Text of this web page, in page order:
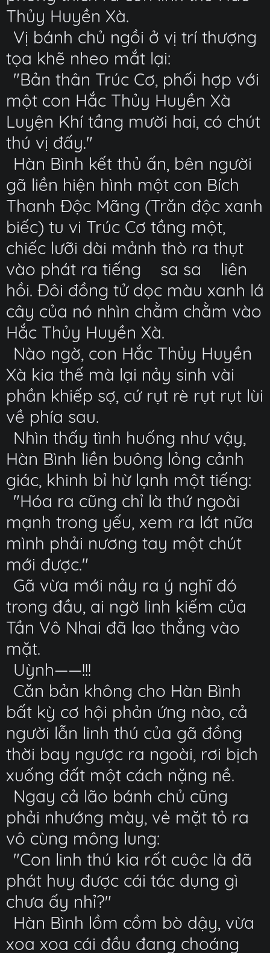
Thủy Huyền Xà.
Vị bánh chủ ngồi ở vị trí thượng
tọa khẽ nheo mắt lại:
"Bản thân Trúc Cơ, phối hợp với
một con Hắc Thủy Huyền Xà
Luyện Khí tầng mười hai, có chút
thú vị đấy."
Hàn Bình kết thủ ấn, bên người
gã liền hiện hình một con Bích
Thanh Độc Mãng (Trăn độc xanh
biếc) tu vi Trúc Cơ tầng một,
chiếc lưỡi dài mảnh thò ra thụt
vào phát ra tiếng
sa sa
liên
hồi. Đôi đồng tử dọc màu xanh lá
cây của nó nhìn chằm chằm vào
Hắc Thủy Huyền Xà.
Nào ngờ, con Hắc Thủy Huyền
Xà kia thế mà lại nảy sinh vài
phần khiếp sợ, cứ rụt rè rụt rụt lùi
về phía sau.
Nhìn thấy tình huống như vậy,
Hàn Bình liền buông lỏng cảnh
giác, khinh bỉ hừ lạnh một tiếng:
"Hóa ra cũng chỉ là thứ ngoài
mạnh trong yếu, xem ra lát nữa
mình phải nương tay một chút
mới được."
Gã vừa mới nảy ra ý nghĩ đó
trong đầu, ai ngờ linh kiếm của
Tần Vô Nhai đã lao thẳng vào
mặt.
Uỳnh——!!!
Căn bản không cho Hàn Bình
bất kỳ cơ hội phản ứng nào, cả
người lẫn linh thú của gã đồng
thời bay ngược ra ngoài, rơi bịch
xuống đất một cách nặng nề.
Ngay cả lão bánh chủ cũng
phải nhướng mày, vẻ mặt tỏ ra
vô cùng mông lung:
"Con linh thú kia rốt cuộc là đã
phát huy được cái tác dụng gì
chưa ấy nhỉ?"
Hàn Bình lồm cồm bò dậy, vừa
xoa xoa cái đầu đang choáng